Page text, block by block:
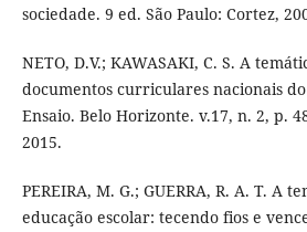
sociedade. 9 ed. São Paulo: Cortez,
NETO, D.V.; KAWASAKI, C. S. A
documentos curriculares nacionais
Ensaio. Belo Horizonte. v.17, n. 2, p.
2015.
PEREIRA, M. G.; GUERRA, R. A. T. A
educação escolar: tecendo fios e